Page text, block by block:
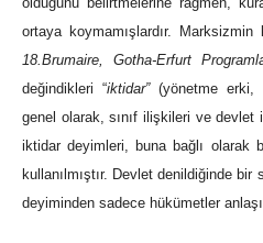
ortaya koymamışlardır. Marksizmin
18.Brumaire, Gotha-Erfurt
değindikleri “iktidar”(yönetme erki,
genel olarak, sınıf ilişkileri ve
iktidar deyimleri, buna bağlı olarak
kullanılmıştır. Devlet denildiğinde bir
deyiminden sadece hükümetler